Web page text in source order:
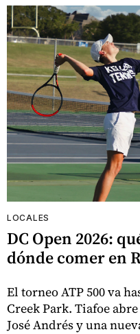
LOCALES
DC Open 2026:
dónde comer en
El torneo ATP 500 va
Creek Park. Tiafoe
José Andrés y una